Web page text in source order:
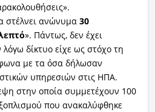
στέλνει ανώνυμα30
». Πάντως, δεν έχει
δίκτυο είχε ως στόχο τη
με τα όσα δήλωσαν
υπηρεσιών στις ΗΠΑ.
στην οποία συμμετέχουν 100
που ανακαλύφθηκε